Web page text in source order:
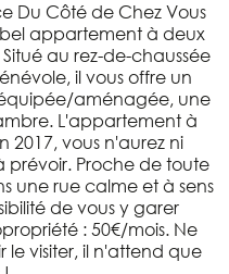
Du Côté de Chez Vous
appartement à deux
au rez-de-chaussée
il vous offre un
aménagée, une
L'appartement à
2017, vous n'aurez ni
prévoir. Proche de toute
une rue calme et à sens
de vous y garer
: 50€/mois. Ne
le visiter, il n'attend que